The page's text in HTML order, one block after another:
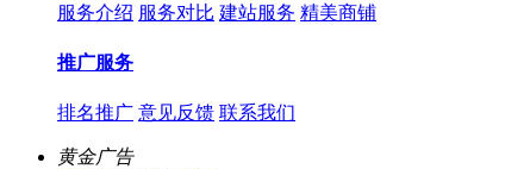
服务介绍 服务对比 建站服务 精美商铺
推广服务
排名推广 意见反馈 联系我们
黄金广告